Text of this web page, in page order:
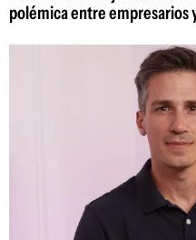
polémica entre empresarios